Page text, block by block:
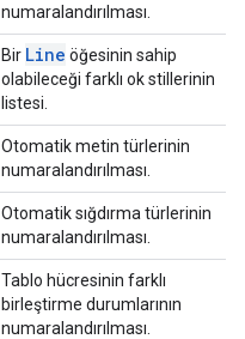
numaralandırılması.
Bir Line öğesinin sahip
olabileceği farklı ok stillerinin
listesi.
Otomatik metin türlerinin
numaralandırılması.
Otomatik sığdırma türlerinin
numaralandırılması.
Tablo hücresinin farklı
birleştirme durumlarının
numaralandırılması.